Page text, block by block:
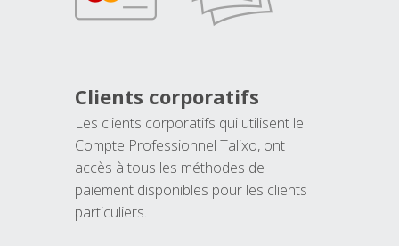
Clients corporatifs
Les clients corporatifs qui utilisent le
Compte Professionnel Talixo, ont
accès à tous les méthodes de
paiement disponibles pour les clients
particuliers.